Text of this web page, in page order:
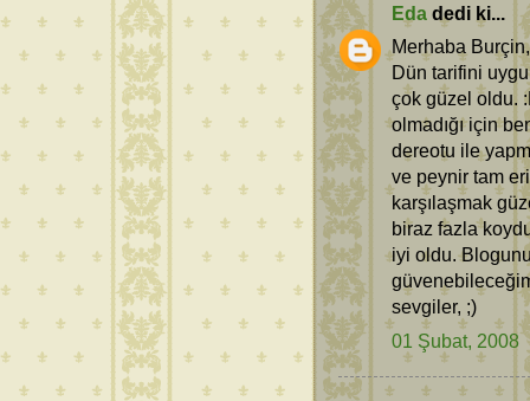
Eda dedi ki...
Merhaba Burçin,
Dün tarifini
çok güzel oldu.
olmadığı için
dereotu ile
ve peynir tam
karşılaşmak
biraz fazla
iyi oldu.
sevgiler, ;)
01 Şubat, 2008